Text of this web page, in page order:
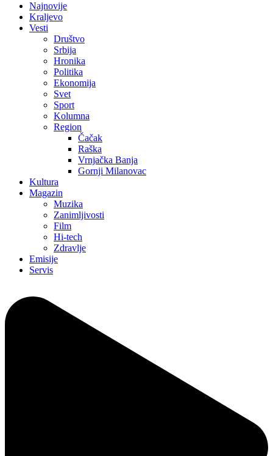
Najnovije
Kraljevo
Vesti
Društvo
Srbija
Hronika
Politika
Ekonomija
Svet
Sport
Kolumna
Region
Čačak
Raška
Vrnjačka Banja
Gornji Milanovac
Kultura
Magazin
Muzika
Zanimljivosti
Film
Hi-tech
Zdravlje
Emisije
Servis